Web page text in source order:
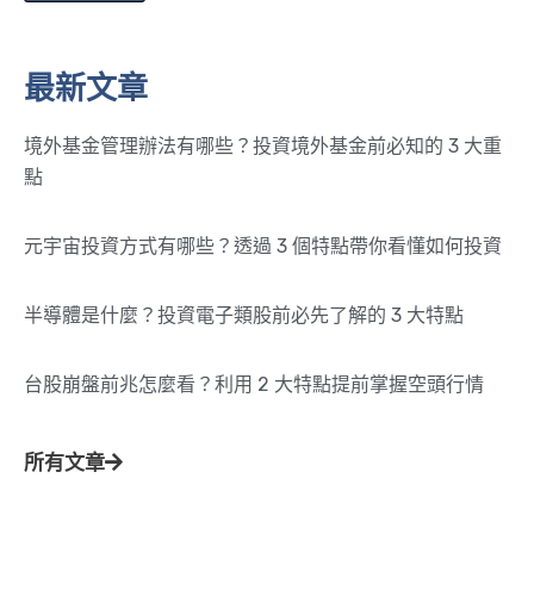
最新文章
境外基金管理辦法有哪些？投資境外基金前必知的 3 大重
點
元宇宙投資方式有哪些？透過 3 個特點帶你看懂如何投資
半導體是什麼？投資電子類股前必先了解的 3 大特點
台股崩盤前兆怎麼看？利用 2 大特點提前掌握空頭行情
所有文章